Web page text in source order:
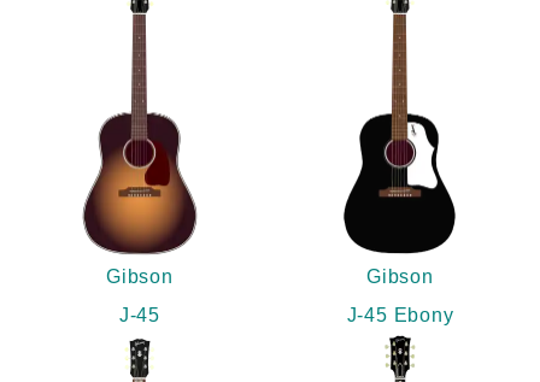
Gibson
J-45
Gibson
J-45 Ebony